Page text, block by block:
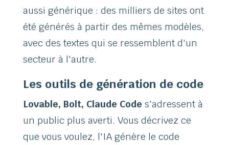
aussi générique : des milliers de sites ont
été générés à partir des mêmes modèles,
avec des textes qui se ressemblent d'un
secteur à l'autre.
Les outils de génération de code
Lovable, Bolt, Claude Code s'adressent à
un public plus averti. Vous décrivez ce
que vous voulez, l'IA génère le code